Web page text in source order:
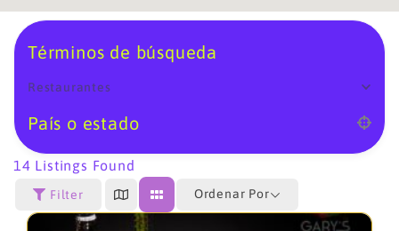
Términos de búsqueda
Restaurantes
País o estado
14 Listings Found
Filter Ordenar Por